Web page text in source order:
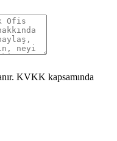
KVKK kapsamında